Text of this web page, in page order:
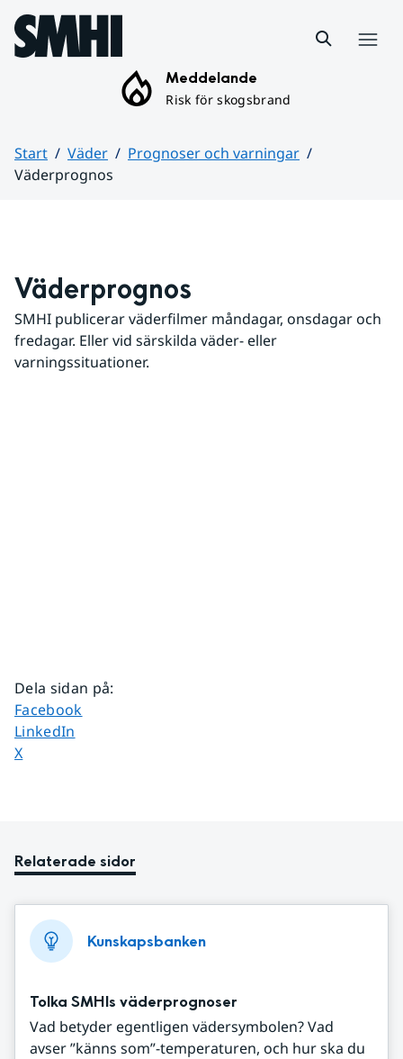
Hoppa till sidans innehåll
Meddelande
Risk för skogsbrand
Start Väder
Prognoser och varningar
Väderprognos
Väderprognos
SMHI publicerar väderfilmer måndagar, onsdagar och
fredagar. Eller vid särskilda väder- eller
varningssituationer.
Dela sidan på:
Dela sidan på
Facebook
Dela sidan på
LinkedIn
Dela sidan på
X
Relaterade sidor
Kunskapsbanken
Tolka SMHIs väderprognoser
Vad betyder egentligen vädersymbolen? Vad
avser ”känns som”-temperaturen, och hur ska du